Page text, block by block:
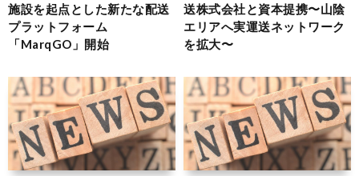
施設を起点とした新たな配送
プラットフォーム
「MarqGO」開始
送株式会社と資本提携〜山陰
エリアへ実運送ネットワーク
を拡大〜